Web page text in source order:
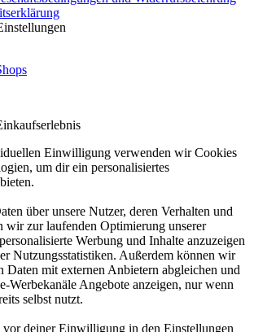
Einwilligung verwenden wir Cookies
um dir ein personalisiertes
über unsere Nutzer, deren Verhalten und
wir zur laufenden Optimierung unserer
Werbung und Inhalte anzuzeigen
Nutzungsstatistiken. Außerdem können wir
Daten mit externen Anbietern abgleichen und
Werbekanäle Angebote anzeigen, nur wenn
selbst nutzt.
deiner Einwilligung in den Einstellungen